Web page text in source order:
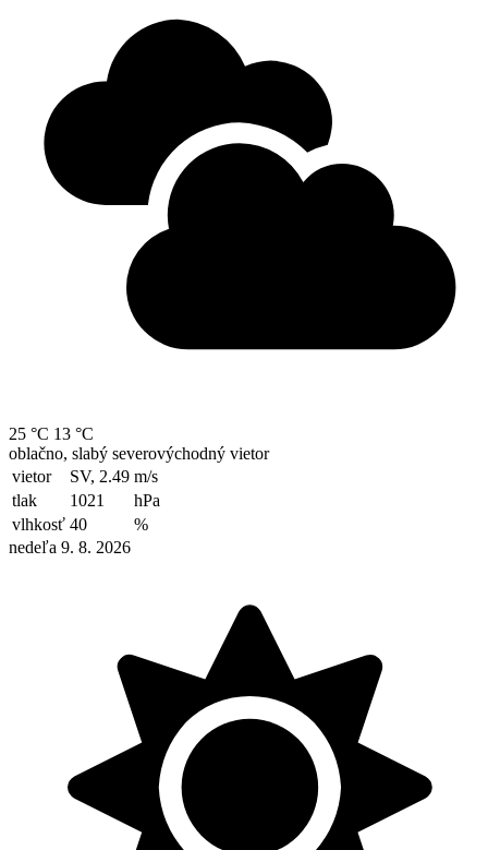
25 °C 13 °C
oblačno, slabý severovýchodný vietor
vietor
SV, 2.49 m/s
tlak
1021
hPa
vlhkosť 40
%
nedeľa 9. 8. 2026